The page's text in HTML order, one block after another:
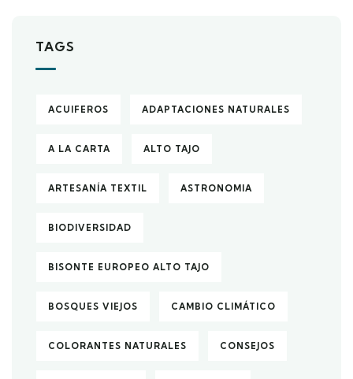
TAGS
ACUIFEROS ADAPTACIONES NATURALES
A LA CARTA ALTO TAJO
ARTESANÍA TEXTIL ASTRONOMIA
BIODIVERSIDAD
BISONTE EUROPEO ALTO TAJO
BOSQUES VIEJOS CAMBIO CLIMÁTICO
COLORANTES NATURALES CONSEJOS